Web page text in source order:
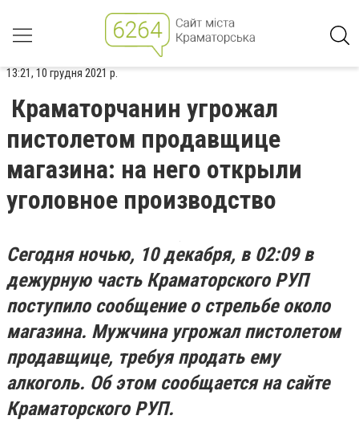
13:21, 10 грудня 2021 р.
Краматорчанин угрожал
пистолетом продавщице
магазина: на него открыли
уголовное производство
Сегодня ночью, 10 декабря, в 02:09 в
дежурную часть Краматорского РУП
поступило сообщение о стрельбе около
магазина. Мужчина угрожал пистолетом
продавщице, требуя продать ему
алкоголь. Об этом сообщается на сайте
Краматорского РУП.